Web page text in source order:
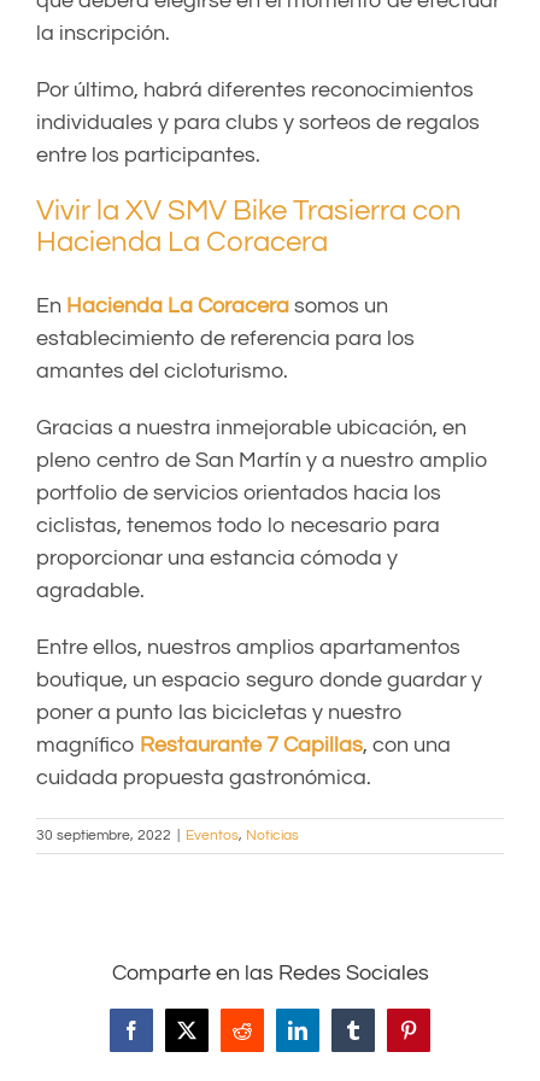
la inscripción.
Por último, habrá diferentes reconocimientos
individuales y para clubs y sorteos de regalos
entre los participantes.
Vivir la XV SMV Bike Trasierra con
Hacienda La Coracera
En Hacienda La Coracera somos un
establecimiento de referencia para los
amantes del cicloturismo.
Gracias a nuestra inmejorable ubicación, en
pleno centro de San Martín y a nuestro amplio
portfolio de servicios orientados hacia los
ciclistas, tenemos todo lo necesario para
proporcionar una estancia cómoda y
agradable.
Entre ellos, nuestros amplios apartamentos
boutique, un espacio seguro donde guardar y
poner a punto las bicicletas y nuestro
magnífico Restaurante 7 Capillas, con una
cuidada propuesta gastronómica.
30 septiembre, 2022 Eventos, Noticias
Comparte en las Redes Sociales
Facebook
X Reddit LinkedInTumblrPinterest